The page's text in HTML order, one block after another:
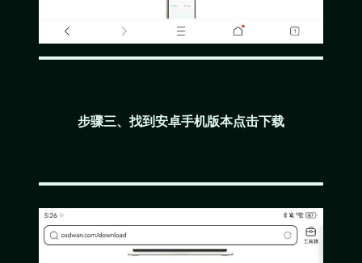
步骤三、找到安卓手机版本点击下载